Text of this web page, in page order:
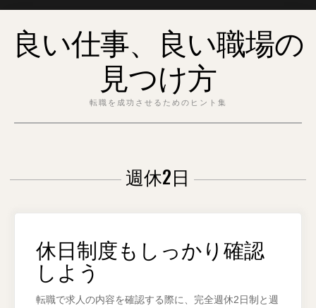
content良い仕事、良い職場の
見つけ方
転職を成功させるためのヒント集
週休2日
休日制度もしっかり確認
しよう
転職で求人の内容を確認する際に、完全週休2日制と週